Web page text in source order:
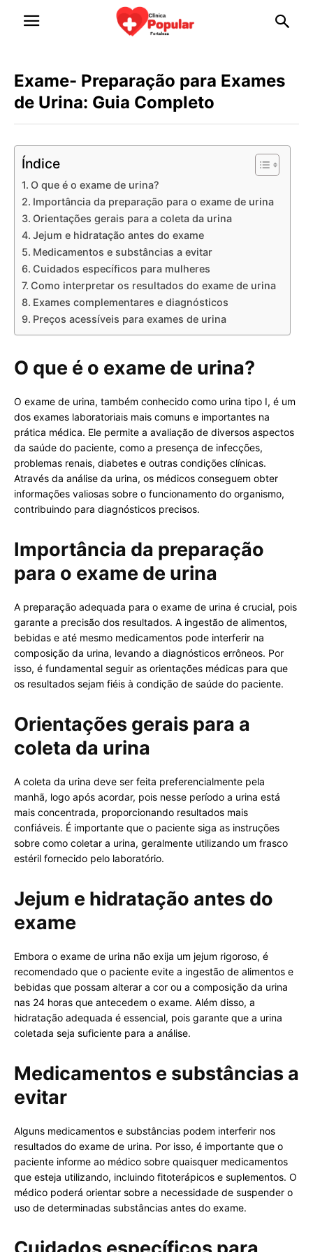
Exame- Preparação para Exames
de Urina: Guia Completo
Índice
O que é o exame de urina?
Importância da preparação para o exame de urina
Orientações gerais para a coleta da urina
Jejum e hidratação antes do exame
Medicamentos e substâncias a evitar
Cuidados específicos para mulheres
Como interpretar os resultados do exame de urina
Exames complementares e diagnósticos
Preços acessíveis para exames de urina
O que é o exame de urina?
O exame de urina, também conhecido como urina tipo I, é um
dos exames laboratoriais mais comuns e importantes na
prática médica. Ele permite a avaliação de diversos aspectos
da saúde do paciente, como a presença de infecções,
problemas renais, diabetes e outras condições clínicas.
Através da análise da urina, os médicos conseguem obter
informações valiosas sobre o funcionamento do organismo,
contribuindo para diagnósticos precisos.
Importância da preparação
para o exame de urina
A preparação adequada para o exame de urina é crucial, pois
garante a precisão dos resultados. A ingestão de alimentos,
bebidas e até mesmo medicamentos pode interferir na
composição da urina, levando a diagnósticos errôneos. Por
isso, é fundamental seguir as orientações médicas para que
os resultados sejam fiéis à condição de saúde do paciente.
Orientações gerais para a
coleta da urina
A coleta da urina deve ser feita preferencialmente pela
manhã, logo após acordar, pois nesse período a urina está
mais concentrada, proporcionando resultados mais
confiáveis. É importante que o paciente siga as instruções
sobre como coletar a urina, geralmente utilizando um frasco
estéril fornecido pelo laboratório.
Jejum e hidratação antes do
exame
Embora o exame de urina não exija um jejum rigoroso, é
recomendado que o paciente evite a ingestão de alimentos e
bebidas que possam alterar a cor ou a composição da urina
nas 24 horas que antecedem o exame. Além disso, a
hidratação adequada é essencial, pois garante que a urina
coletada seja suficiente para a análise.
Medicamentos e substâncias a
evitar
Alguns medicamentos e substâncias podem interferir nos
resultados do exame de urina. Por isso, é importante que o
paciente informe ao médico sobre quaisquer medicamentos
que esteja utilizando, incluindo fitoterápicos e suplementos. O
médico poderá orientar sobre a necessidade de suspender o
uso de determinadas substâncias antes do exame.